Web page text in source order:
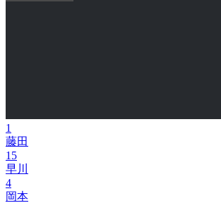
1
藤田
15
早川
4
岡本